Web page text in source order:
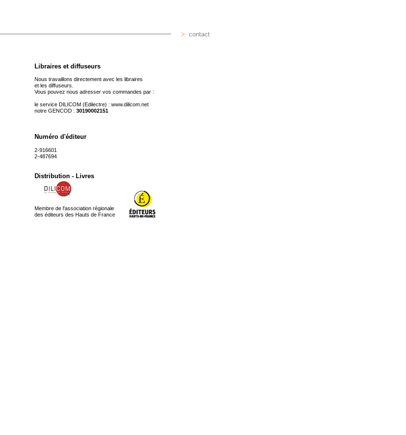
> contact
Libraires et diffuseurs
Nous travaillons directement avec les libraires
et les diffuseurs.
Vous pouvez nous adresser vos commandes par :
le service DILICOM (Edilectre) :www.dilicom.net
notre GENCOD :30190002151
Numéro d'éditeur
2-916601
2-487694
Distribution - Livres
Membre de l'association régionale
des éditeurs des Hauts de France